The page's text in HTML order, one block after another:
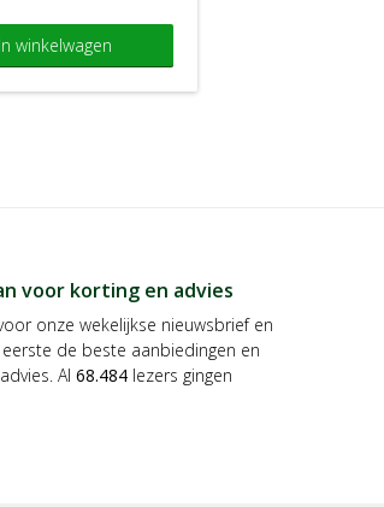
In winkelwagen
voor korting en advies
onze wekelijkse nieuwsbrief en
de beste aanbiedingen en
Al 68.484 lezers gingen